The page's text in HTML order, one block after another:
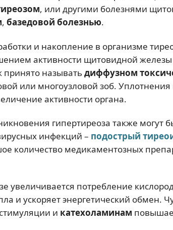
, или другими болезнями
, базедовой болезнью.
и накопление в организме
активности щитовидной
принято называтьдиффузном
или многоузловой зоб.
активности органа.
гипертиреоза также могут
инфекций – подострый
количество медикаментозных
увеличивается потребление
и ускоряет энергетический обмен.
и катехоламинам